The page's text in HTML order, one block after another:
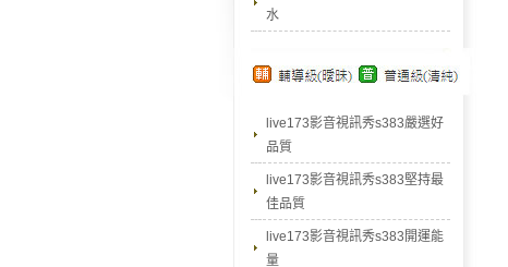
水
live173影音視訊秀s383嚴選好
品質
live173影音視訊秀s383堅持最
佳品質
live173影音視訊秀s383開運能
量